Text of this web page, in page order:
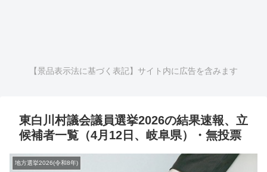
【景品表示法に基づく表記】サイト内に広告を含みます
東白川村議会議員選挙2026の結果速報、立
候補者一覧（4月12日、岐阜県）・無投票
地方選挙2026(令和8年)